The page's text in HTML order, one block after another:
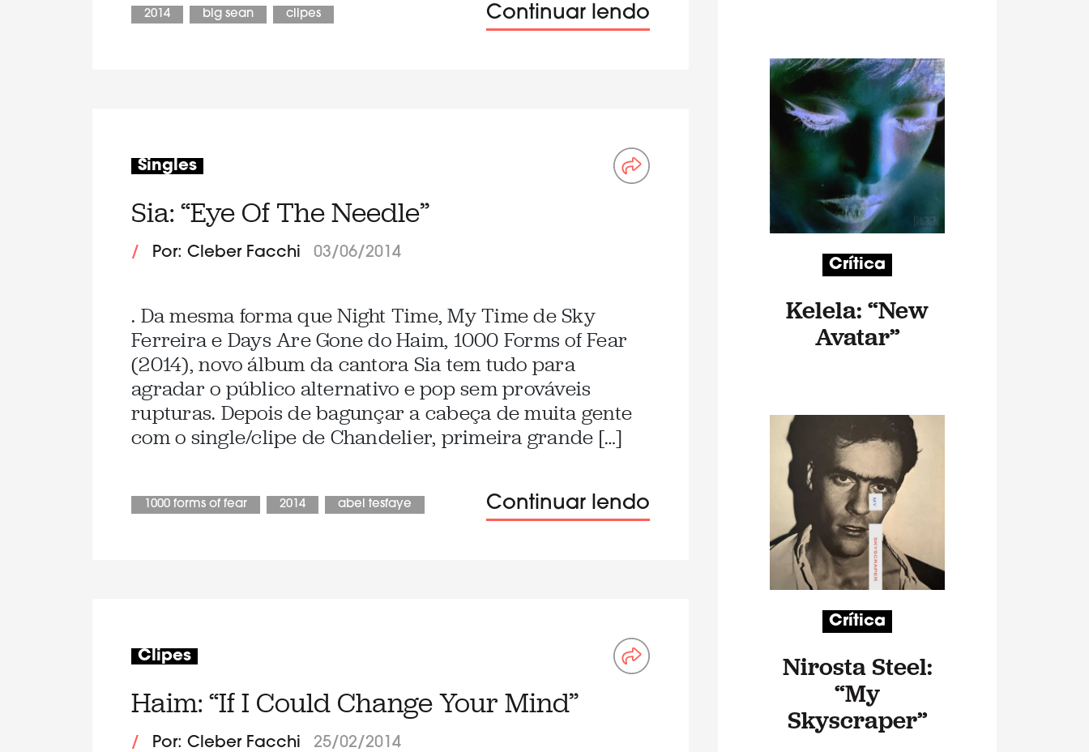
2014 big sean clipes Continuar lendo
Singles
Sia: “Eye Of The Needle”
/ Por: Cleber Facchi 03/06/2014
. Da mesma forma que Night Time, My Time de Sky
Ferreira e Days Are Gone do Haim, 1000 Forms of Fear
(2014), novo álbum da cantora Sia tem tudo para
agradar o público alternativo e pop sem prováveis
rupturas. Depois de bagunçar a cabeça de muita gente
com o single/clipe de Chandelier, primeira grande […]
1000 forms of fear 2014 abel tesfaye Continuar lendo
Clipes
Haim: “If I Could Change Your Mind”
/ Por: Cleber Facchi 25/02/2014
Crítica
Kelela: “New
Avatar”
Crítica
Nirosta Steel:
“My
Skyscraper”